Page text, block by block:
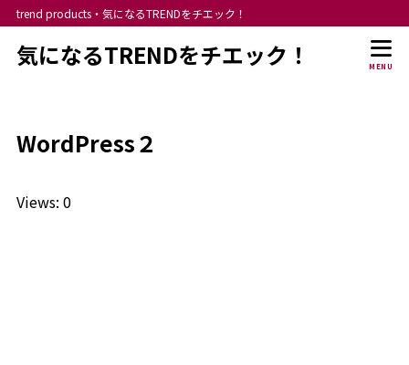
trend products・気になるTRENDをチエック！
気になるTRENDをチエック！ MENU
WordPress２
Views: 0